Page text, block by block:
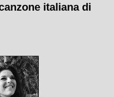
italiana di